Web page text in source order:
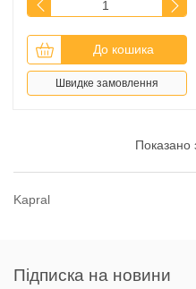
До кошика
Швидке замовлення
Показано
Kapral
Підписка на новини